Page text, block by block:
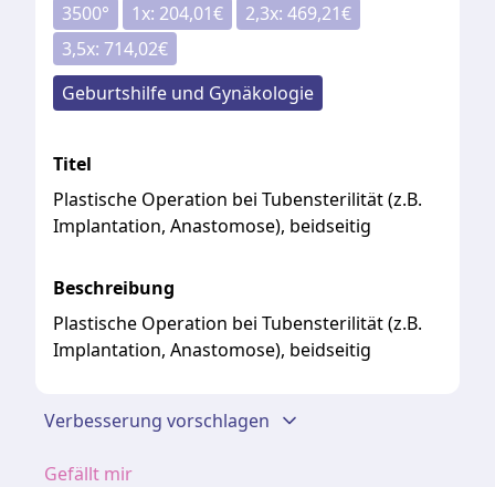
3500° 1x: 204,01€ 2,3x: 469,21€
3,5x: 714,02€
Geburtshilfe und Gynäkologie
Titel
Plastische Operation bei Tubensterilität (z.B.
Implantation, Anastomose), beidseitig
Beschreibung
Plastische Operation bei Tubensterilität (z.B.
Implantation, Anastomose), beidseitig
Verbesserung vorschlagen
Gefällt mir